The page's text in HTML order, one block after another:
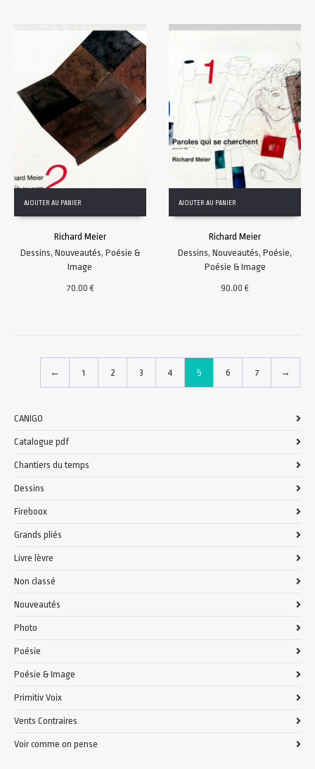
AJOUTER AU PANIER
Richard Meier
Dessins, Nouveautés, Poésie &
Image
70.00€
AJOUTER AU PANIER
Richard Meier
Dessins,Nouveautés,Poésie,
Poésie & Image
90.00€
← 1 2 3 4 5 6 7 →
CANIGO
Catalogue pdf
Chantiers du temps
Dessins
Fireboox
Grands pliés
Livre lèvre
Non classé
Nouveautés
Photo
Poésie
Poésie & Image
Primitiv Voix
Vents Contraires
Voir comme on pense